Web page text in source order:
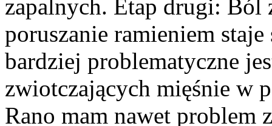
zapalnych. Etap drugi: Ból
poruszanie ramieniem
bardziej problematyczne
zwiotczających mięśnie w
Rano mam nawet